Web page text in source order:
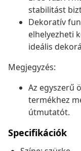
stabilitást
Dekoratív
elhelyezheti
ideális
Megjegyzés:
Az egyszerű
termékhez
útmutatót.
Specifikációk